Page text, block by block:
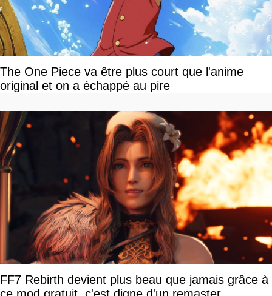
The One Piece va être plus court que l'anime
original et on a échappé au pire
FF7 Rebirth devient plus beau que jamais grâce à